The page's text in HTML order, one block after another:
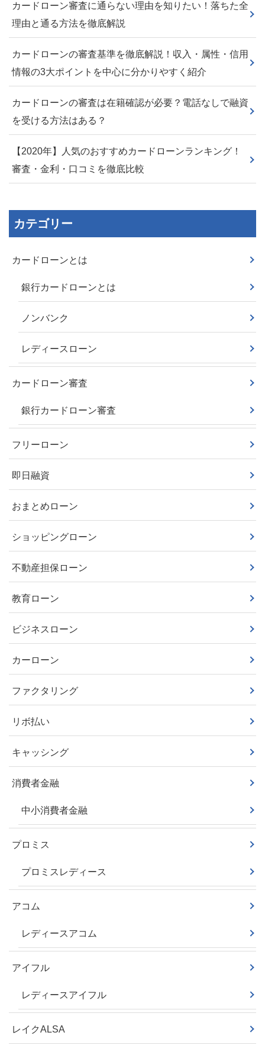
カードローン審査に通らない理由を知りたい！落ちた全
理由と通る方法を徹底解説
カードローンの審査基準を徹底解説！収入・属性・信用
情報の3大ポイントを中心に分かりやすく紹介
カードローンの審査は在籍確認が必要？電話なしで融資
を受ける方法はある？
【2020年】人気のおすすめカードローンランキング！
審査・金利・口コミを徹底比較
カテゴリー
カードローンとは
銀行カードローンとは
ノンバンク
レディースローン
カードローン審査
銀行カードローン審査
フリーローン
即日融資
おまとめローン
ショッピングローン
不動産担保ローン
教育ローン
ビジネスローン
カーローン
ファクタリング
リボ払い
キャッシング
消費者金融
中小消費者金融
プロミス
プロミスレディース
アコム
レディースアコム
アイフル
レディースアイフル
レイクALSA